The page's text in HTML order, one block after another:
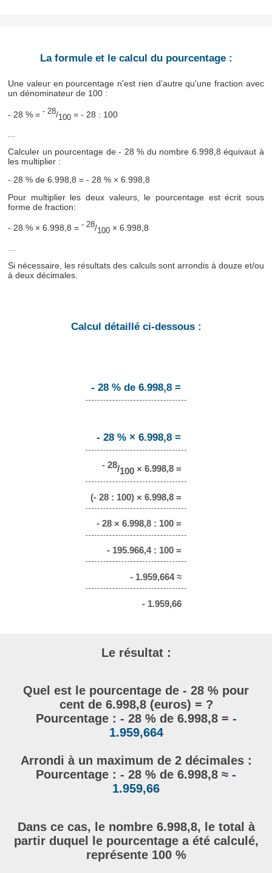
La formule et le calcul du pourcentage :
Une valeur en pourcentage n'est rien d’autre qu'une fraction avec
un dénominateur de 100 :
- 28 % =- 28/100 = - 28 : 100
...
Calculer un pourcentage de - 28 % du nombre 6.998,8 équivaut à
les multiplier :
- 28 % de 6.998,8 = - 28 % × 6.998,8
Pour multiplier les deux valeurs, le pourcentage est écrit sous
forme de fraction:
- 28 % × 6.998,8 =- 28/100 × 6.998,8
Si nécessaire, les résultats des calculs sont arrondis à douze et/ou
à deux décimales.
Calcul détaillé ci-dessous :
- 28 % de 6.998,8 =
- 28 % × 6.998,8 =
- 28/100 × 6.998,8 =
(- 28 : 100) × 6.998,8 =
- 28 × 6.998,8 : 100 =
- 195.966,4 : 100 =
- 1.959,664 ≈
- 1.959,66
Le résultat :
Quel est le pourcentage de - 28 % pour
cent de 6.998,8 (euros) = ?
Pourcentage : - 28 % de 6.998,8 = -
1.959,664
Arrondi à un maximum de 2 décimales :
Pourcentage : - 28 % de 6.998,8 ≈ -
1.959,66
Dans ce cas, le nombre 6.998,8, le total à
partir duquel le pourcentage a été calculé,
représente 100 %